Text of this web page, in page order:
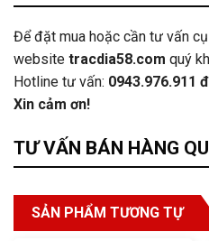
Để đặt mua hoặc cần tư vấn
website tracdia58.com quý
Hotline tư vấn: 0943.976.911
Xin cảm ơn!
TƯ VẤN BÁN HÀNG
SẢN PHẨM TƯƠNG TỰ